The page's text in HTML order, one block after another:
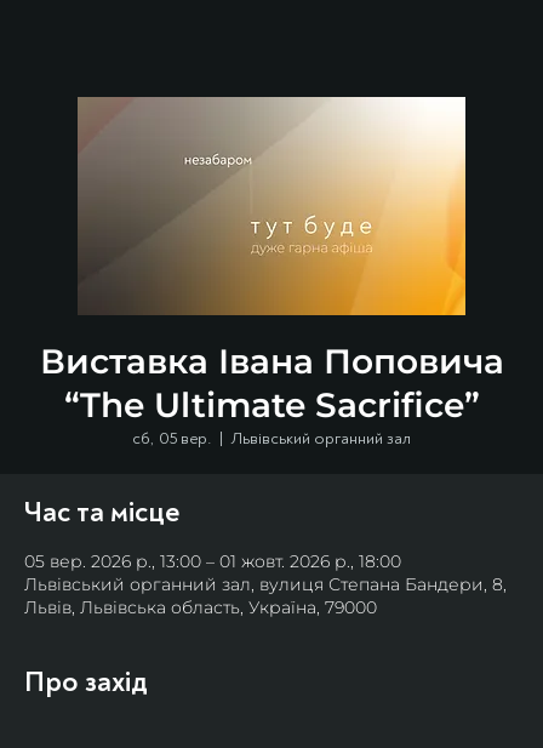
Виставка Івана Поповича
“The Ultimate Sacrifice”
сб, 05 вер.
  |
Львівський органний зал
Час та місце
05 вер. 2026 р., 13:00 – 01 жовт. 2026 р., 18:00
Львівський органний зал, вулиця Степана Бандери, 8,
Львів, Львівська область, Україна, 79000
Про захід